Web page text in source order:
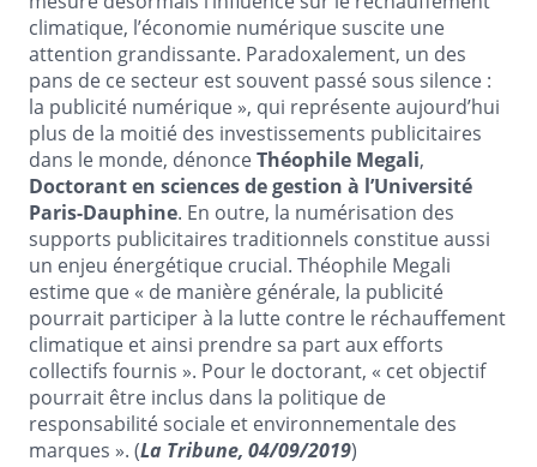
climatique, l’économie numérique suscite une
attention grandissante. Paradoxalement, un des
pans de ce secteur est souvent passé sous silence :
la publicité numérique », qui représente aujourd’hui
plus de la moitié des investissements publicitaires
dans le monde, dénonceThéophile Megali,
Doctorant en sciences de gestion à l’Université
Paris-Dauphine. En outre, la numérisation des
supports publicitaires traditionnels constitue aussi
un enjeu énergétique crucial. Théophile Megali
estime que « de manière générale, la publicité
pourrait participer à la lutte contre le réchauffement
climatique et ainsi prendre sa part aux efforts
collectifs fournis ». Pour le doctorant, « cet objectif
pourrait être inclus dans la politique de
responsabilité sociale et environnementale des
marques ». (La Tribune, 04/09/2019)